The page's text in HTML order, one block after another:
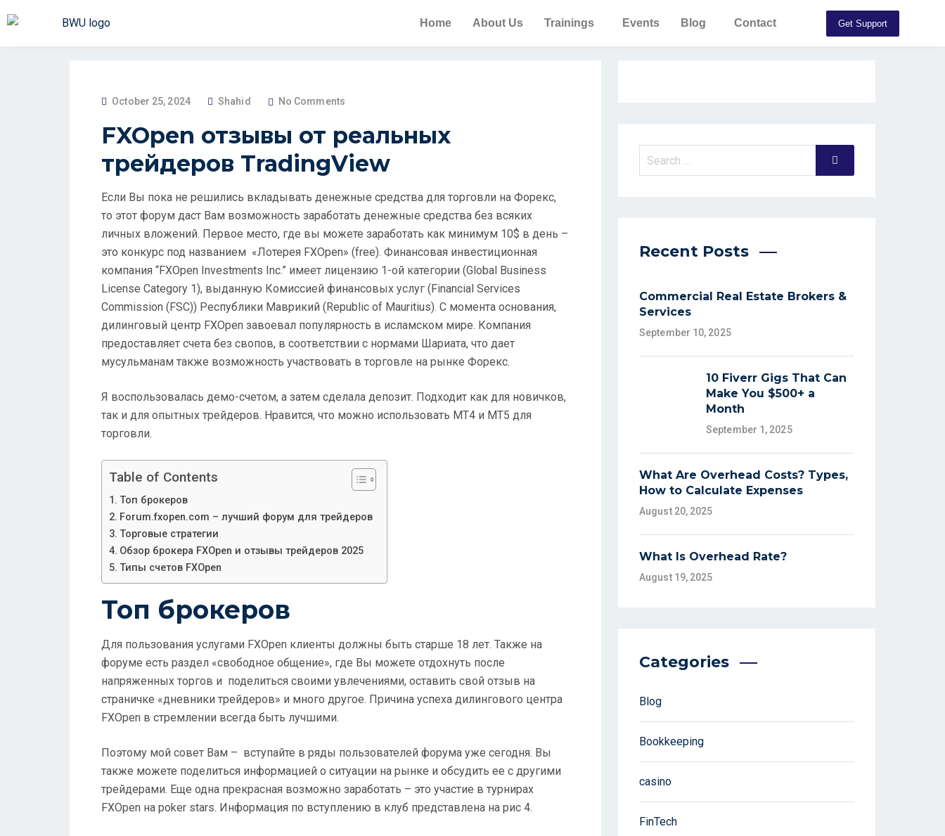
Home About Us Trainings Events Blog Contact Get Support
October 25, 2024 Shahid No Comments
FXOpen отзывы от реальных
трейдеров TradingView
Если Вы пока не решились вкладывать денежные средства для торговли на Форекс,
то этот форум даст Вам возможность заработать денежные средства без всяких
личных вложений. Первое место, где вы можете заработать как минимум 10$ в день –
это конкурс под названием «Лотерея FXOpen» (free). Финансовая инвестиционная
компания “FXOpen Investments Inc.” имеет лицензию 1-ой категории (Global Business
License Category 1), выданную Комиссией финансовых услуг (Financial Services
Commission (FSC)) Республики Маврикий (Republic of Mauritius). С момента основания,
дилинговый центр FXOpen завоевал популярность в исламском мире. Компания
предоставляет счета без свопов, в соответствии с нормами Шариата, что дает
мусульманам также возможность участвовать в торговле на рынке Форекс.
Я воспользовалась демо-счетом, а затем сделала депозит. Подходит как для новичков,
так и для опытных трейдеров. Нравится, что можно использовать MT4 и MT5 для
торговли.
Table of Contents
Топ брокеров
Forum.fxopen.com – лучший форум для трейдеров
Торговые стратегии
Обзор брокера FXOpen и отзывы трейдеров 2025
Типы счетов FXOpen
Топ брокеров
Для пользования услугами FXOpen клиенты должны быть старше 18 лет. Также на
форуме есть раздел «свободное общение», где Вы можете отдохнуть после
напряженных торгов и поделиться своими увлечениями, оставить свой отзыв на
страничке «дневники трейдеров» и много другое. Причина успеха дилингового центра
FXOpen в стремлении всегда быть лучшими.
Поэтому мой совет Вам – вступайте в ряды пользователей форума уже сегодня. Вы
также можете поделиться информацией о ситуации на рынке и обсудить ее с другими
трейдерами. Еще одна прекрасная возможно заработать – это участие в турнирах
FXOpen на poker stars. Информация по вступлению в клуб представлена на рис 4.
Recent Posts
Commercial Real Estate Brokers &
Services
September 10, 2025
10 Fiverr Gigs That Can
Make You $500+ a
Month
September 1, 2025
What Are Overhead Costs? Types,
How to Calculate Expenses
August 20, 2025
What Is Overhead Rate?
August 19, 2025
Categories
Blog
Bookkeeping
casino
FinTech